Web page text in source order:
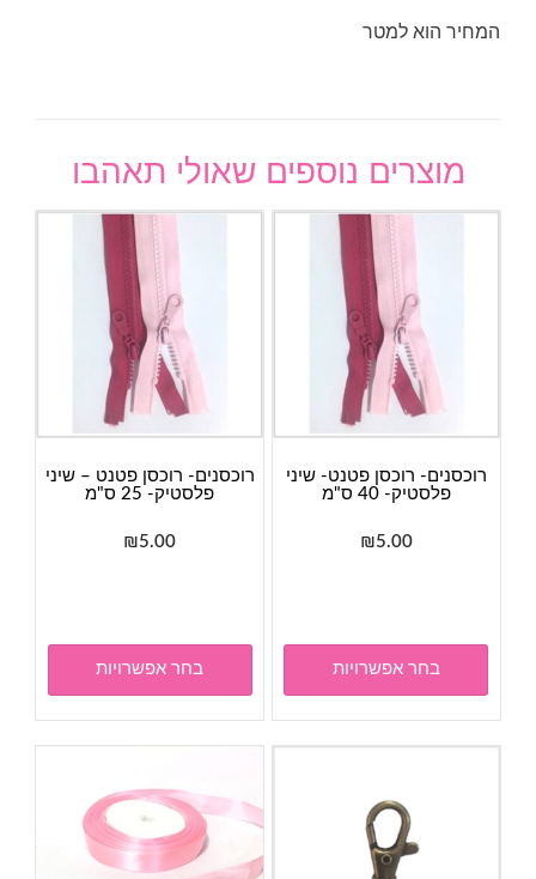
המחיר הוא למטר
מוצרים נוספים שאולי תאהבו
רוכסנים- רוכסן פטנט- שיני
פלסטיק- 40 ס"מ
₪5.00
בחר אפשרויות
לבחור
האפשרויות
בעמוד
המוצר
רוכסנים- רוכסן פטנט – שיני
פלסטיק- 25 ס"מ
₪5.00
בחר אפשרויות